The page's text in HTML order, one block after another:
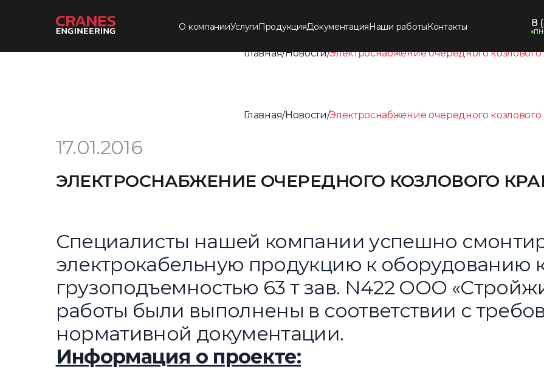
О компанииУслугиПродукцияДокументацияНаши работыКонтакты 8
Главная/Новости/Электроснабжение очередного козлового
Главная/Новости/Электроснабжение очередного козлового
17.01.2016
ЭЛЕКТРОСНАБЖЕНИЕ ОЧЕРЕДНОГО КОЗЛОВОГО
Специалисты нашей компании успешно
электрокабельную продукцию к оборудованию
грузоподъемностью 63 т зав. N422 ООО
работы были выполнены в соответствии с
нормативной документации.
Информация о проекте: